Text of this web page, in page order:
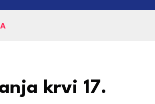
krvi 17.